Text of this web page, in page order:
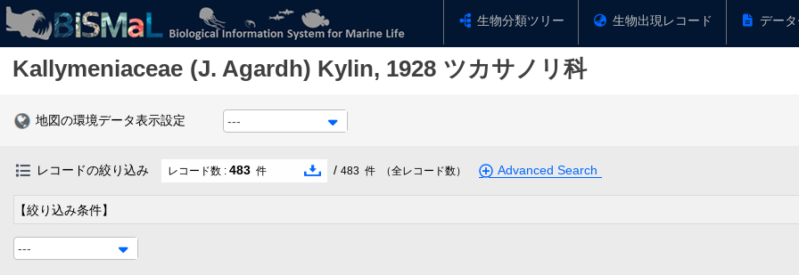
生物分類ツリー 生物出現レコード デー
Kallymeniaceae (J. Agardh) Kylin, 1928 ツカサノリ科
地図の環境データ表示設定 ---
レコードの絞り込み レコード数 : 483 件 / 483 件 （全レコード数） Advanced Search
【絞り込み条件】
---